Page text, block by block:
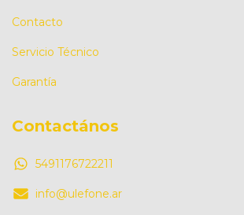
Contacto
Servicio Técnico
Garantía
Contactános
5491176722211
info@ulefone.ar